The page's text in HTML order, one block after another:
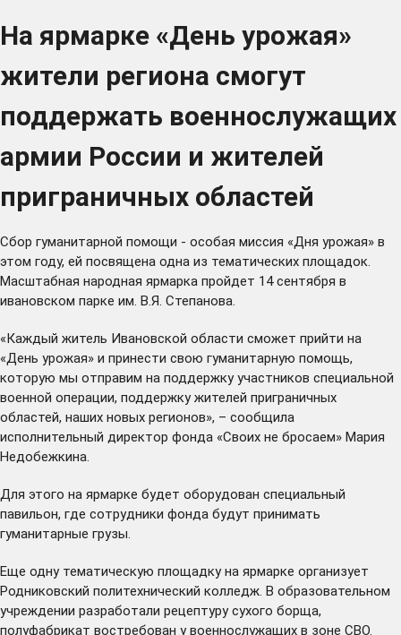
На ярмарке «День урожая»
жители региона смогут
поддержать военнослужащих
армии России и жителей
приграничных областей
Сбор гуманитарной помощи - особая миссия «Дня урожая» в
этом году, ей посвящена одна из тематических площадок.
Масштабная народная ярмарка пройдет 14 сентября в
ивановском парке им. В.Я. Степанова.
«Каждый житель Ивановской области сможет прийти на
«День урожая» и принести свою гуманитарную помощь,
которую мы отправим на поддержку участников специальной
военной операции, поддержку жителей приграничных
областей, наших новых регионов», – сообщила
исполнительный директор фонда «Своих не бросаем» Мария
Недобежкина.
Для этого на ярмарке будет оборудован специальный
павильон, где сотрудники фонда будут принимать
гуманитарные грузы.
Еще одну тематическую площадку на ярмарке организует
Родниковский политехнический колледж. В образовательном
учреждении разработали рецептуру сухого борща,
полуфабрикат востребован у военнослужащих в зоне СВО.